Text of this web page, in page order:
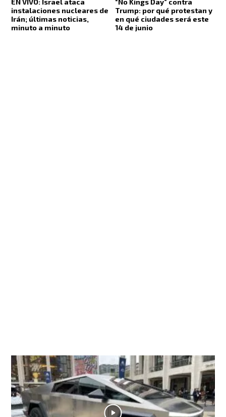
EN VIVO: Israel ataca
instalaciones nucleares de
Irán; últimas noticias,
minuto a minuto
“No Kings Day” contra
Trump: por qué protestan y
en qué ciudades será este
14 de junio